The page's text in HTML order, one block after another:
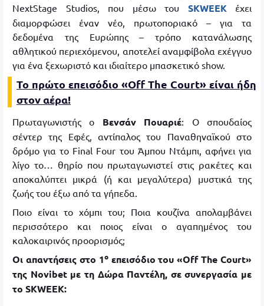
NextStage Studios, που μέσω του SKWEEKέχει
διαμορφώσει έναν νέο, πρωτοποριακό – για τα
δεδομένα της Ευρώπης – τρόπο κατανάλωσης
αθλητικού περιεχόμενου, αποτελεί αναμφίβολα εχέγγυο
για ένα ξεχωριστό και ιδιαίτερο μπασκετικό show.
Το πρώτο επεισόδιο «Off The Court» είναι ήδη
στον αέρα!
Πρωταγωνιστής ο Βενσάν Πουαριέ: Ο σπουδαίος
σέντερ της Εφές, αντίπαλος του Παναθηναϊκού στο
δρόμο για το Final Four του Άμπου Ντάμπι, αφήνει για
λίγο το… θηρίο που πρωταγωνιστεί στις ρακέτες και
αποκαλύπτει μικρά (ή και μεγαλύτερα) μυστικά της
ζωής του έξω από τα γήπεδα.
Ποιο είναι το χόμπι του; Ποια κουζίνα απολαμβάνει
περισσότερο και ποιος είναι ο αγαπημένος του
καλοκαιρινός προορισμός;
Οι απαντήσεις στο 1οεπεισόδιο του «OffThe Court»
της Novibet με τη Δώρα Παντέλη, σε συνεργασία με
το SKWEEK: